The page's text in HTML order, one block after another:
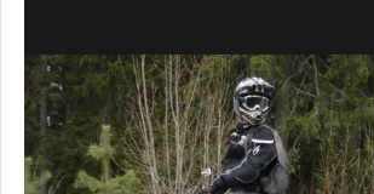
MP13 kuvia
ACS 2015 kuvia
Lisää uusi tapahtuma
UUTISET
SÄÄ